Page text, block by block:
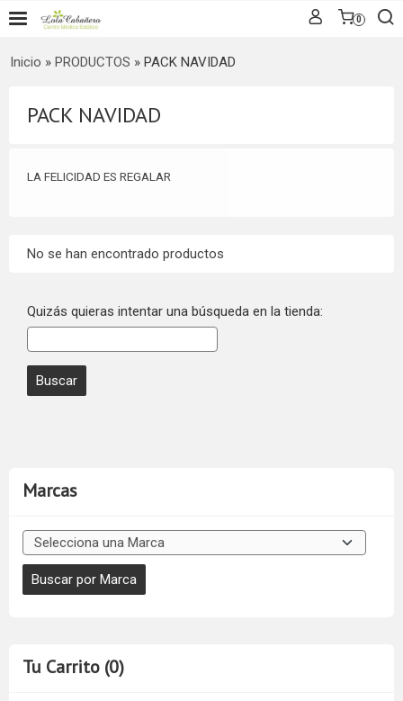
0
Marcas
Tu Carrito (0)
Inicio » PRODUCTOS » PACK NAVIDAD
PACK NAVIDAD
LA FELICIDAD ES REGALAR
No se han encontrado productos
Quizás quieras intentar una búsqueda en la tienda: